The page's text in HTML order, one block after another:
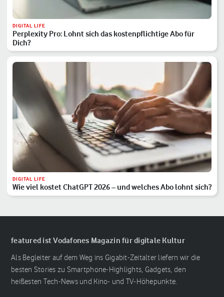
DIGITAL LIFE
Perplexity Pro: Lohnt sich das kostenpflichtige Abo für
Dich?
DIGITAL LIFE
Wie viel kostet ChatGPT 2026 – und welches Abo lohnt sich?
featured ist Vodafones Magazin für digitale Kultur
Als Begleiter auf dem Weg ins Gigabit-Zeitalter liefern wir die
besten Stories zu Smartphone-Highlights, Gadgets, den
heißesten Tech-News und Kino- und TV-Höhepunkte.